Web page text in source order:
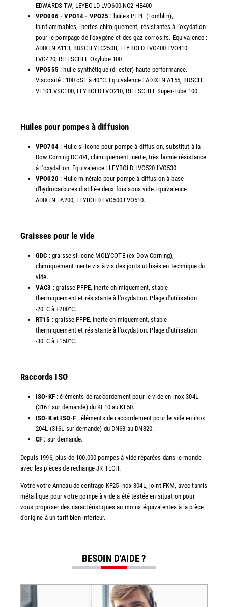
EDWARDS TW, LEYBOLD LVO600 NC2 HE400
VPO006 - VPO14 - VPO25 : huiles PFPE (Fomblin),
ininflammables, inertes chimiquement, résistantes à l'oxydation
pour le pompage de l'oxygène et des gaz corrosifs. Equivalence :
ADIXEN A113, BUSCH YLC250B, LEYBOLD LVO400 LVO410
LVO420, RIETSCHLE Oxylube 100
VPO555 : huile synthétique (di-ester) haute performance.
Viscosité : 100 cST à 40°C. Equivalence : ADIXEN A155, BUSCH
VE101 VSC100, LEYBOLD LVO210, RIETSCHLE Super-Lube 100.
Huiles pour pompes à diffusion
VPO704: Huile silicone pour pompe à diffusion, substitut à la
Dow Corning DC704, chimiquement inerte, très bonne résistance
à l'oxydation. Equivalence : LEYBOLD LVO520 LVO530.
VPO020 : Huile minérale pour pompe à diffusion à base
d'hydrocarbures distillée deux fois sous vide.Equivalence
ADIXEN : A200, LEYBOLD LVO500 LVO510.
Graisses pour le vide
GDC : graisse silicone MOLYCOTE (ex Dow Corning),
chimiquement inerte vis à vis des jonts utilisés en technique du
vide.
VAC3 : graisse PFPE, inerte chimiquement, stable
thermiquement et résistante à l'oxydation. Plage d'utilisation
-20°C à +200°C.
RT15 : graisse PFPE, inerte chimiquement, stable
thermiquement et résistante à l'oxydation. Plage d'utilisation
-30°C à +150°C.
Raccords ISO
ISO-KF: éléments de raccordement pour le vide en inox 304L
(316L sur demande) du KF10 au KF50.
ISO-K et ISO-F : éléments de raccordement pour le vide en inox
204L (316L sur demande) du DN63 au DN320.
CF : sur demande.
Depuis 1996, plus de 100.000 pompes à vide réparées dans le monde
avec les pièces de rechange JR TECH.
Votre votre Anneau de centrage KF25 inox 304L, joint FKM, avec tamis
métallique pour votre pompe à vide a été testée en situation pour
vous proposer des caractéristiques au moins équivalentes à la pièce
d'origine à un tarif bien inférieur.
BESOIN D'AIDE ?